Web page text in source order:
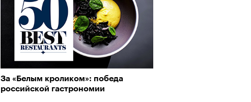
За «Белым кроликом»: победа
российской гастрономии